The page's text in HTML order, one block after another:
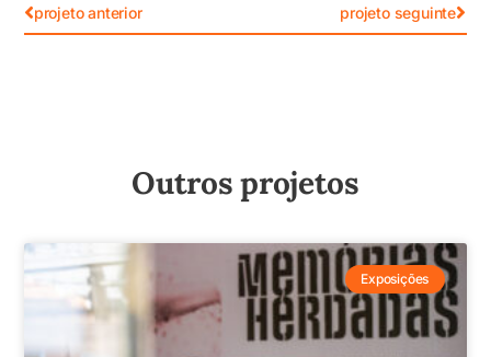
projeto anterior projeto seguinte
Outros projetos
Exposições